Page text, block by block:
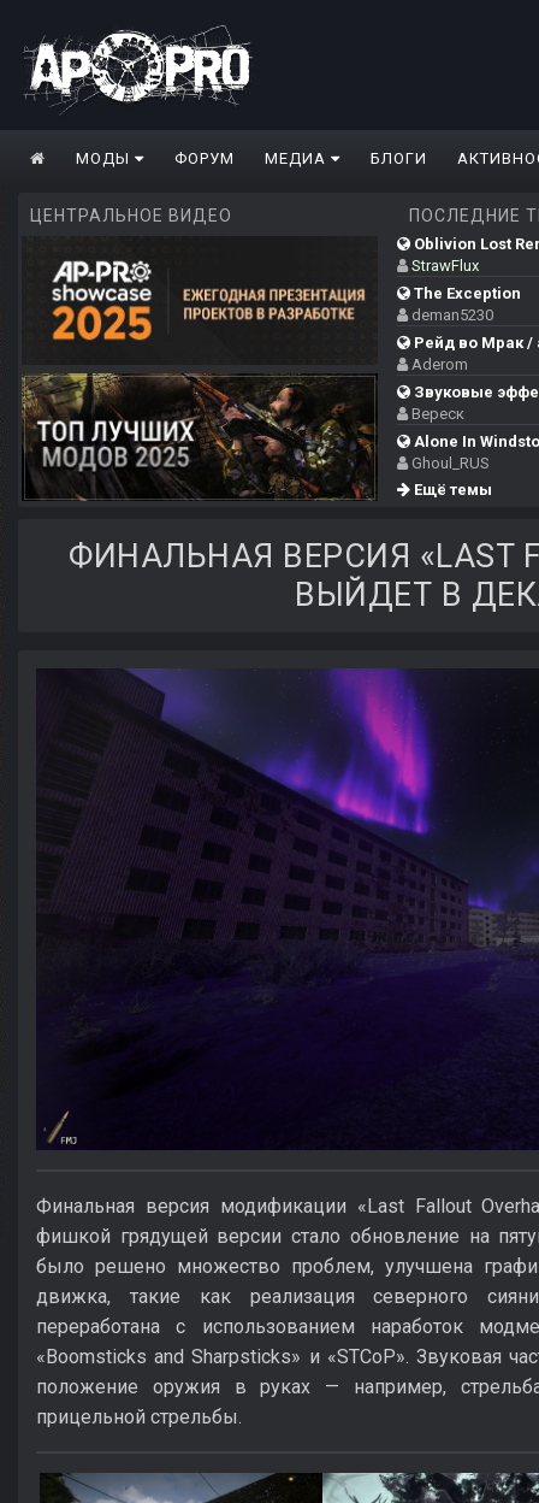
МОДЫ ФОРУМ МЕДИА БЛОГИ
ЦЕНТРАЛЬНОЕ ВИДЕО ПОСЛЕДНИЕ
Oblivion Lost
StrawFlux
The Exception
deman5230
Рейд во Мрак /
Aderom
Звуковые
Вереск
Alone In
Ghoul_RUS
Ещё темы
ФИНАЛЬНАЯ ВЕРСИЯ «LAST
ВЫЙДЕТ В
Финальная версия модификации «Last Fallout
фишкой грядущей версии стало обновление на
было решено множество проблем, улучшена
движка, такие как реализация северного
переработана с использованием наработок
«Boomsticks and Sharpsticks» и «STCoP». Звуковая
положение оружия в руках — например,
прицельной стрельбы.